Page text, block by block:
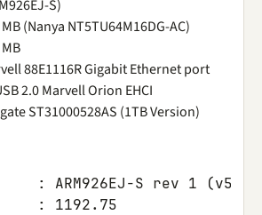
S)
(Nanya NT5TU64M16DG-AC)
88E1116R Gigabit Ethernet port
2.0 Marvell Orion EHCI
ST31000528AS (1TB Version)